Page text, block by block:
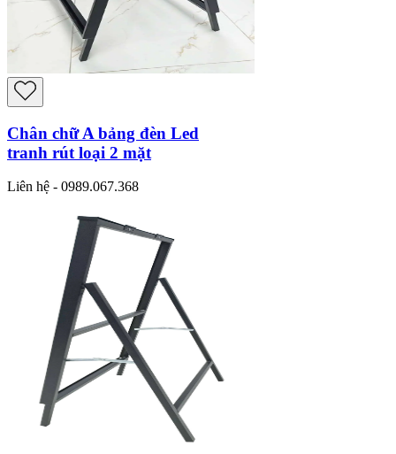
Chân chữ A bảng đèn Led
tranh rút loại 2 mặt
Liên hệ - 0989.067.368